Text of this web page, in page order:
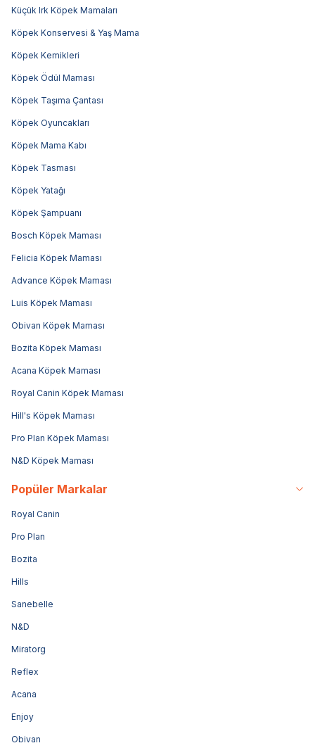
Küçük Irk Köpek Mamaları
Köpek Konservesi & Yaş Mama
Köpek Kemikleri
Köpek Ödül Maması
Köpek Taşıma Çantası
Köpek Oyuncakları
Köpek Mama Kabı
Köpek Tasması
Köpek Yatağı
Köpek Şampuanı
Bosch Köpek Maması
Felicia Köpek Maması
Advance Köpek Maması
Luis Köpek Maması
Obivan Köpek Maması
Bozita Köpek Maması
Acana Köpek Maması
Royal Canin Köpek Maması
Hill's Köpek Maması
Pro Plan Köpek Maması
N&D Köpek Maması
Popüler Markalar
Royal Canin
Pro Plan
Bozita
Hills
Sanebelle
N&D
Miratorg
Reflex
Acana
Enjoy
Obivan